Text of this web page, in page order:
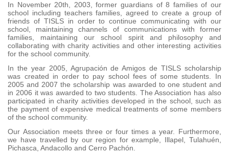
In November 20th, 2003, former guardians of 8 families of our
school including teachers families, agreed to create a group of
friends of TISLS in order to continue communicating with our
school, maintaining channels of communications with former
families, maintaining our school spirit and philosophy and
collaborating with charity activities and other interesting activities
for the school community.
In the year 2005, Agrupación de Amigos de TISLS scholarship
was created in order to pay school fees of some students. In
2005 and 2007 the scholarship was awarded to one student and
in 2006 it was awarded to two students. The Association has also
participated in charity activities developed in the school, such as
the payment of expensive medical treatments of some members
of the school community.
Our Association meets three or four times a year. Furthermore,
we have travelled by our region for example, Illapel, Tulahuén,
Pichasca, Andacollo and Cerro Pachón.